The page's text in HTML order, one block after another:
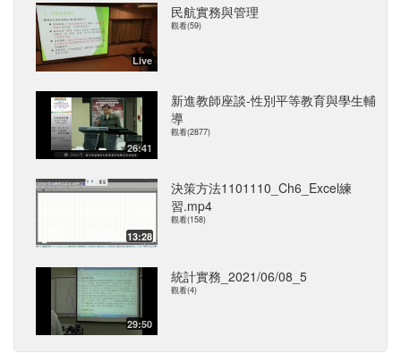
Live
民航實務與管理
觀看(59)
26:41
新進教師座談-性別平等教育與學生輔
導
觀看(2877)
13:28
決策方法1101110_Ch6_Excel練
習.mp4
觀看(158)
29:50
統計實務_2021/06/08_5
觀看(4)